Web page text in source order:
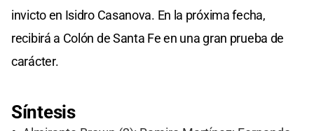
invicto en Isidro Casanova. En la próxima fecha,
recibirá a Colón de Santa Fe en una gran prueba de
carácter.
Síntesis